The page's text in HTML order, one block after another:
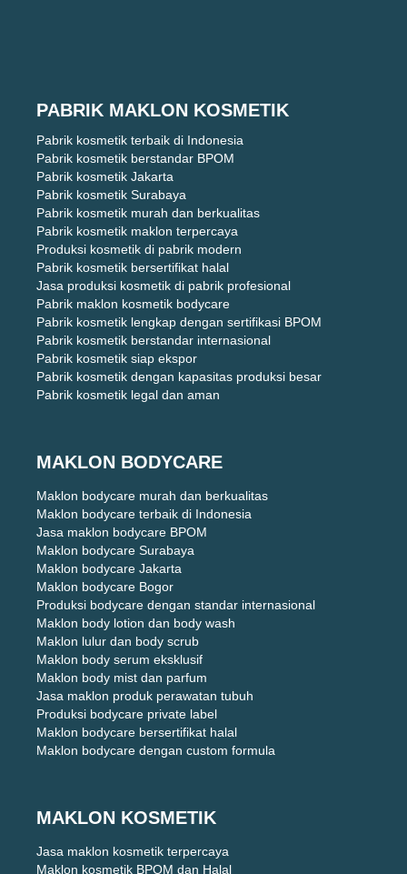
PABRIK MAKLON KOSMETIK
Pabrik kosmetik terbaik di Indonesia
Pabrik kosmetik berstandar BPOM
Pabrik kosmetik Jakarta
Pabrik kosmetik Surabaya
Pabrik kosmetik murah dan berkualitas
Pabrik kosmetik maklon terpercaya
Produksi kosmetik di pabrik modern
Pabrik kosmetik bersertifikat halal
Jasa produksi kosmetik di pabrik profesional
Pabrik maklon kosmetik bodycare
Pabrik kosmetik lengkap dengan sertifikasi BPOM
Pabrik kosmetik berstandar internasional
Pabrik kosmetik siap ekspor
Pabrik kosmetik dengan kapasitas produksi besar
Pabrik kosmetik legal dan aman
MAKLON BODYCARE
Maklon bodycare murah dan berkualitas
Maklon bodycare terbaik di Indonesia
Jasa maklon bodycare BPOM
Maklon bodycare Surabaya
Maklon bodycare Jakarta
Maklon bodycare Bogor
Produksi bodycare dengan standar internasional
Maklon body lotion dan body wash
Maklon lulur dan body scrub
Maklon body serum eksklusif
Maklon body mist dan parfum
Jasa maklon produk perawatan tubuh
Produksi bodycare private label
Maklon bodycare bersertifikat halal
Maklon bodycare dengan custom formula
MAKLON KOSMETIK
Jasa maklon kosmetik terpercaya
Maklon kosmetik BPOM dan Halal